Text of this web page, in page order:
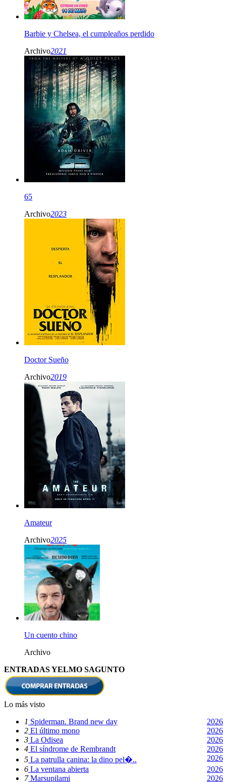
Barbie y Chelsea, el cumpleaños perdido
Archivo2021
65
Archivo2023
Doctor Sueño
Archivo2019
Amateur
Archivo2025
Un cuento chino
Archivo
ENTRADAS YELMO SAGUNTO
Lo más visto
1 Spiderman. Brand new day
2026
2 El último mono
2026
3 La Odisea
2026
4 El síndrome de Rembrandt
2026
5 La patrulla canina: la dino pel�..
2026
6 La ventana abierta
2026
7Marsupilami 2026